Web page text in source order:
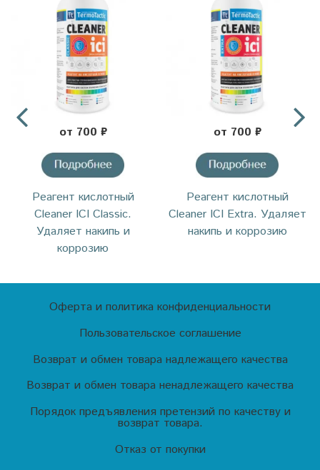
от 700 ₽
Реагент кислотный
Cleaner ICI Classic.
Удаляет накипь и
коррозию
от 700 ₽
Реагент кислотный
Cleaner ICI Extra. Удаляет
накипь и коррозию
Оферта и политика конфиденциальности
Пользовательское соглашение
Возврат и обмен товара надлежащего качества
Возврат и обмен товара ненадлежащего качества
Порядок предъявления претензий по качеству и
возврат товара.
Отказ от покупки